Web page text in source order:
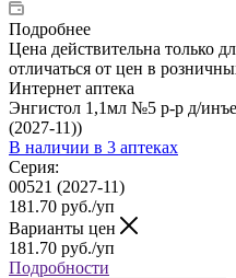
Подробнее
Цена действительна только
отличаться от цен в
Интернет аптека
Энгистол 1,1мл №5 р-р д/
(2027-11))
В наличии в 3 аптеках
Серия:
00521 (2027-11)
181.70 руб./уп
Варианты цен
181.70 руб./уп
Подробности